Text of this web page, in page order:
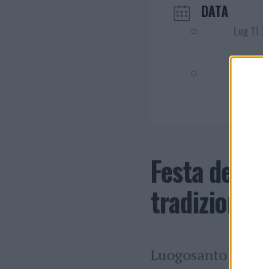
DATA
Lug
Festa dei
tradizione
Luogosanto si